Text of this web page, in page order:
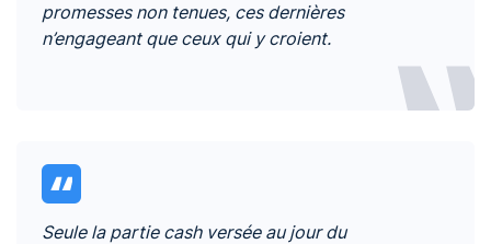
promesses non tenues, ces dernières
n’engageant que ceux qui y croient.
Seule la partie cash versée au jour du